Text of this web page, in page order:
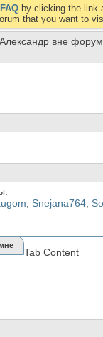
FAQ by clicking the link
that you want to
Snejana764
Tab Content